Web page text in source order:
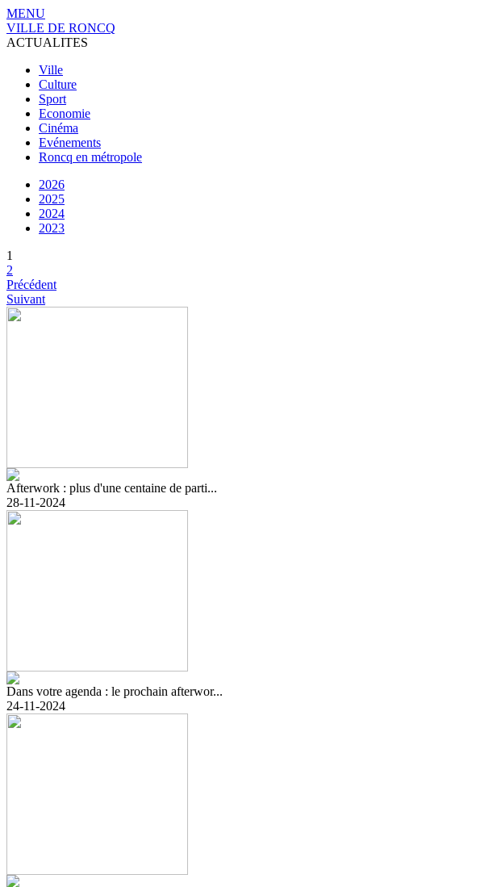
MENU
VILLE DE RONCQ
ACTUALITES
Ville
Culture
Sport
Economie
Cinéma
Evénements
Roncq en métropole
2026
2025
2024
2023
1
2
Précédent
Suivant
Afterwork : plus d'une centaine de parti...
28-11-2024
Dans votre agenda : le prochain afterwor...
24-11-2024